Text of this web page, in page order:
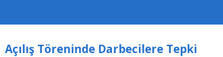
Açılış Töreninde Darbecilere Tepki